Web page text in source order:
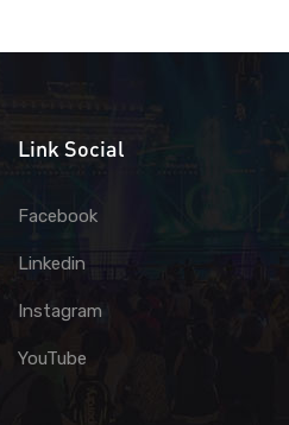
Link Social
Facebook
Linkedin
Instagram
YouTube